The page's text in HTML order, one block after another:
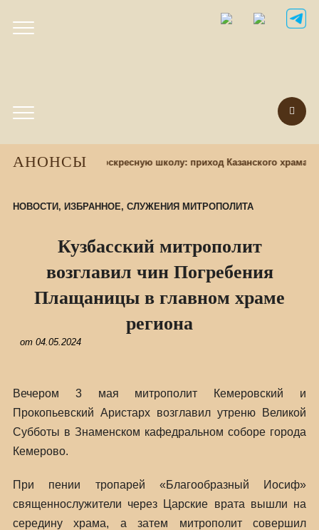
АНОНСЫ
Набор учащихся в воскресную школу: приход Казанского храма
НОВОСТИ , ИЗБРАННОЕ, СЛУЖЕНИЯ МИТРОПОЛИТА
Кузбасский митрополит
возглавил чин Погребения
Плащаницы в главном храме
региона
от 04.05.2024
Вечером 3 мая митрополит Кемеровский и
Прокопьевский Аристарх возглавил утреню Великой
Субботы в Знаменском кафедральном соборе города
Кемерово.
При пении тропарей «Благообразный Иосиф»
священнослужители через Царские врата вышли на
середину храма, а затем митрополит совершил